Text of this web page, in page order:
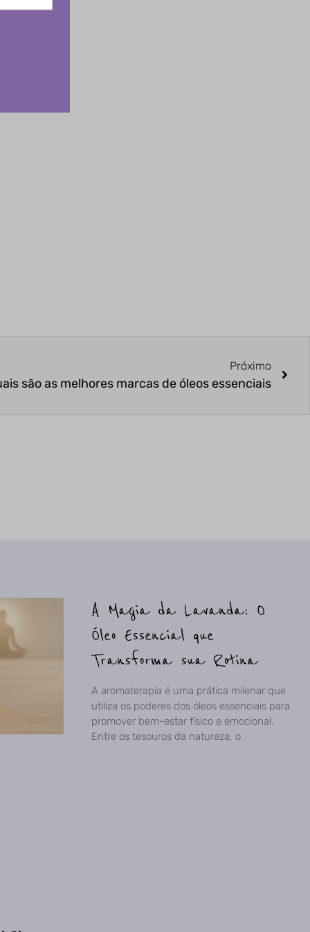
Próximo
são as melhores marcas de óleos essenciais
A Magia da Lavanda: O
Óleo Essencial que
Transforma sua Rotina
A aromaterapia é uma prática milenar que
utiliza os poderes dos óleos essenciais para
promover bem-estar físico e emocional.
Entre os tesouros da natureza, o